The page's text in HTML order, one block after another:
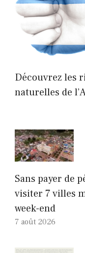
Découvrez les
naturelles de
Sans payer de
visiter 7 villes
week-end
7 août 2026